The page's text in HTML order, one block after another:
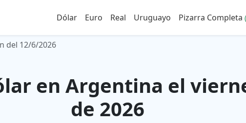
Dólar Euro Real Uruguayo Pizarra Completa
del 12/6/2026
en Argentina el
de 2026